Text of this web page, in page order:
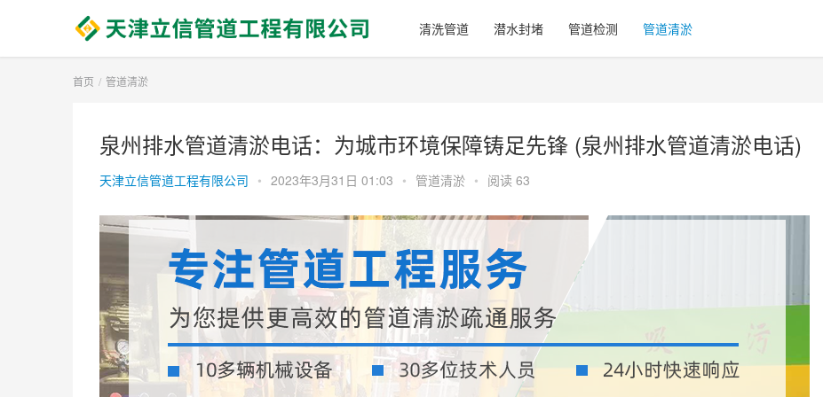
清洗管道 潜水封堵 管道检测 管道清淤
首页 管道清淤
泉州排水管道清淤电话：为城市环境保障铸足先锋 (泉州排水管道清淤电话)
天津立信管道工程有限公司 • 2023年3月31日 01:03 • 管道清淤 • 阅读 63